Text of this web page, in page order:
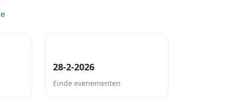
28-2-2026
Einde evenementen